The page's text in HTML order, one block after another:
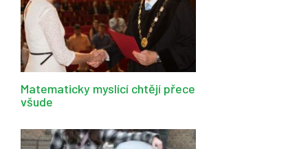
Matematicky myslící chtějí přece
všude